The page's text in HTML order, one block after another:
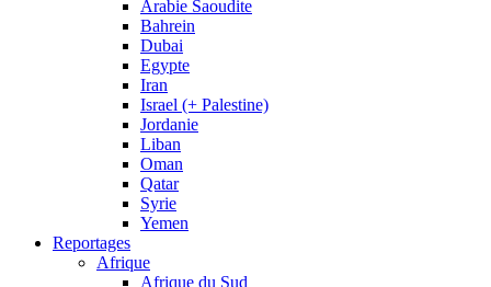
Arabie Saoudite
Bahrein
Dubai
Egypte
Iran
Israel (+ Palestine)
Jordanie
Liban
Oman
Qatar
Syrie
Yemen
Reportages
Afrique
Afrique du Sud